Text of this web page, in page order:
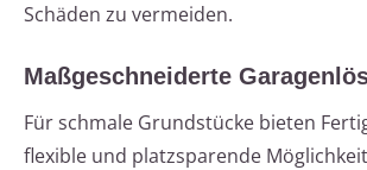
Schäden zu vermeiden.
Maßgeschneiderte
Für schmale Grundstücke bieten
flexible und platzsparende